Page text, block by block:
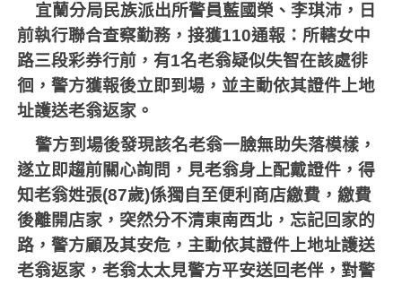
宜蘭分局民族派出所警員藍國榮、李琪沛，日
前執行聯合查察勤務，接獲110通報：所轄女中
路三段彩券行前，有1名老翁疑似失智在該處徘
徊，警方獲報後立即到場，並主動依其證件上地
址護送老翁返家。
警方到場後發現該名老翁一臉無助失落模樣，
遂立即趨前關心詢問，見老翁身上配戴證件，得
知老翁姓張(87歲)係獨自至便利商店繳費，繳費
後離開店家，突然分不清東南西北，忘記回家的
路，警方顧及其安危，主動依其證件上地址護送
老翁返家，老翁太太見警方平安送回老伴，對警